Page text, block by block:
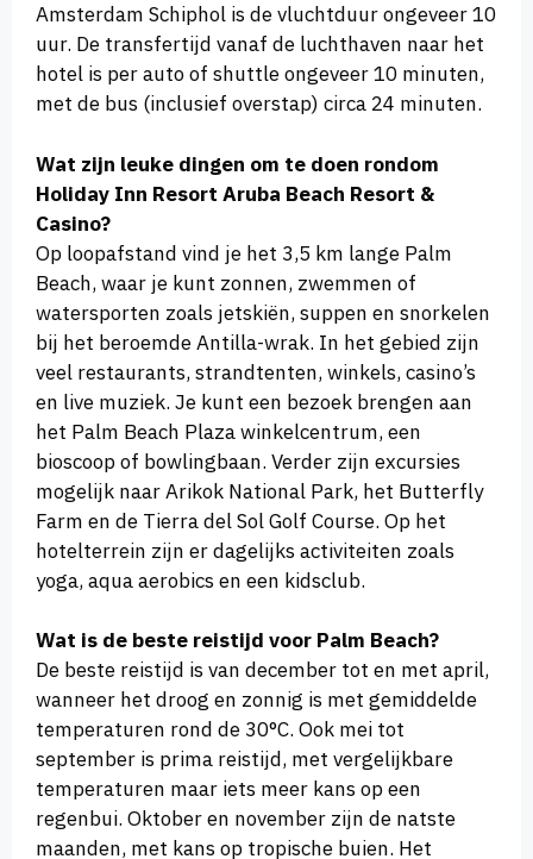
Amsterdam Schiphol is de vluchtduur ongeveer 10
uur. De transfertijd vanaf de luchthaven naar het
hotel is per auto of shuttle ongeveer 10 minuten,
met de bus (inclusief overstap) circa 24 minuten.
Wat zijn leuke dingen om te doen rondom
Holiday Inn Resort Aruba Beach Resort &
Casino?
Op loopafstand vind je het 3,5 km lange Palm
Beach, waar je kunt zonnen, zwemmen of
watersporten zoals jetskiën, suppen en snorkelen
bij het beroemde Antilla-wrak. In het gebied zijn
veel restaurants, strandtenten, winkels, casino’s
en live muziek. Je kunt een bezoek brengen aan
het Palm Beach Plaza winkelcentrum, een
bioscoop of bowlingbaan. Verder zijn excursies
mogelijk naar Arikok National Park, het Butterfly
Farm en de Tierra del Sol Golf Course. Op het
hotelterrein zijn er dagelijks activiteiten zoals
yoga, aqua aerobics en een kidsclub.
Wat is de beste reistijd voor Palm Beach?
De beste reistijd is van december tot en met april,
wanneer het droog en zonnig is met gemiddelde
temperaturen rond de 30°C. Ook mei tot
september is prima reistijd, met vergelijkbare
temperaturen maar iets meer kans op een
regenbui. Oktober en november zijn de natste
maanden, met kans op tropische buien. Het